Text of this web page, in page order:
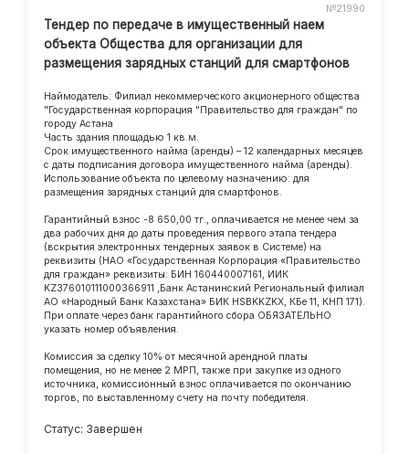
№21990
Тендер по передаче в имущественный наем
объекта Общества для организации для
размещения зарядных станций для смартфонов
Наймодатель: Филиал некоммерческого акционерного общества
"Государственная корпорация "Правительство для граждан" по
городу Астана
Часть здания площадью 1 кв.м.
Срок имущественного найма (аренды) – 12 календарных месяцев
с даты подписания договора имущественного найма (аренды).
Использование объекта по целевому назначению: для
размещения зарядных станций для смартфонов.
Гарантийный взнос -8 650,00 тг., оплачивается не менее чем за
два рабочих дня до даты проведения первого этапа тендера
(вскрытия электронных тендерных заявок в Системе) на
реквизиты (НАО «Государственная Корпорация «Правительство
для граждан» реквизиты: БИН 160440007161, ИИК
KZ376010111000366911 ,Банк Астанинский Региональный филиал
АО «Народный Банк Казахстана» БИК HSBKKZKX, КБе 11, КНП 171).
При оплате через банк гарантийного сбора ОБЯЗАТЕЛЬНО
указать номер объявления.
Комиссия за сделку 10% от месячной арендной платы
помещения, но не менее 2 МРП, также при закупке из одного
источника, комиссионный взнос оплачивается по окончанию
торгов, по выставленному счету на почту победителя.
Статус: Завершен